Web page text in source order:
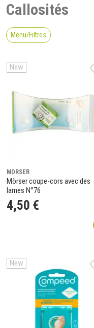
Callosités
Menu/Filtres
New
MORSER
Mörser coupe-cors avec des
lames N°76
4,50 €
New